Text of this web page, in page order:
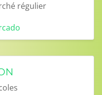
régulier